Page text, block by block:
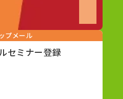
プメール
セミナー登録